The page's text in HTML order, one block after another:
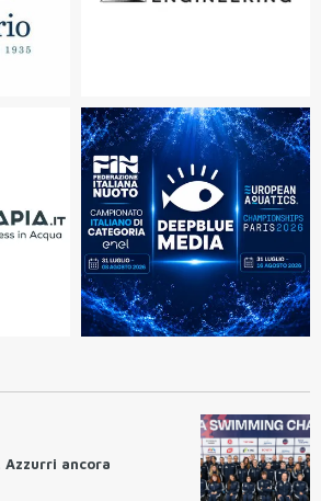
Azzurri ancora